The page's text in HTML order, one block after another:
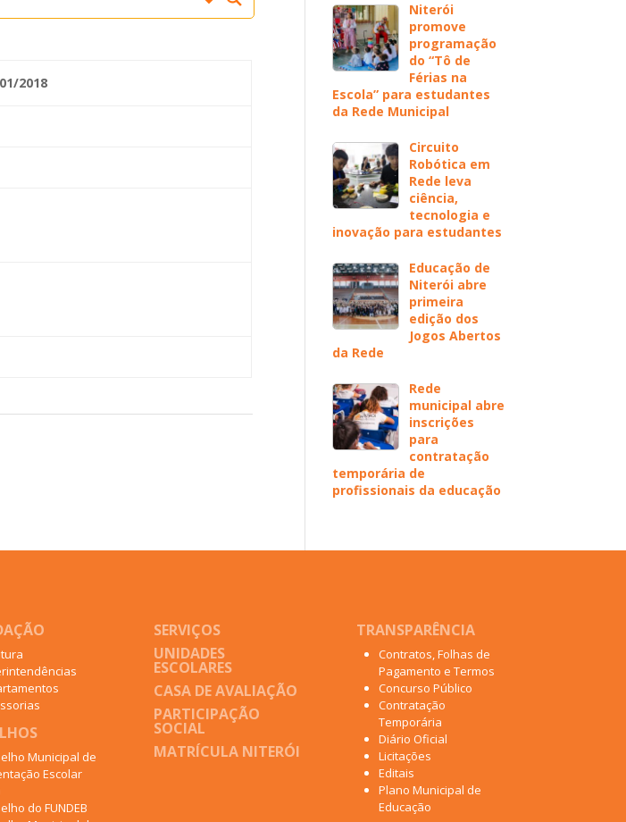
2018
Niterói
promove
programação
do “Tô de
Férias na
Escola” para estudantes
da Rede Municipal
Circuito
Robótica em
Rede leva
ciência,
tecnologia e
inovação para estudantes
Educação de
Niterói abre
primeira
edição dos
Jogos Abertos
da Rede
Rede
municipal abre
inscrições
para
contratação
temporária de
profissionais da educação
Municipal de
Escolar
do FUNDEB
SERVIÇOS
UNIDADES
ESCOLARES
CASA DE AVALIAÇÃO
PARTICIPAÇÃO
SOCIAL
MATRÍCULA NITERÓI
TRANSPARÊNCIA
Contratos, Folhas de
Pagamento e Termos
Concurso Público
Contratação
Temporária
Diário Oficial
Licitações
Editais
Plano Municipal de
Educação